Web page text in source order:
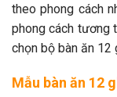
theo phong cách
phong cách tương
chọn bộ bàn ăn 12
Mẫu bàn ăn 12